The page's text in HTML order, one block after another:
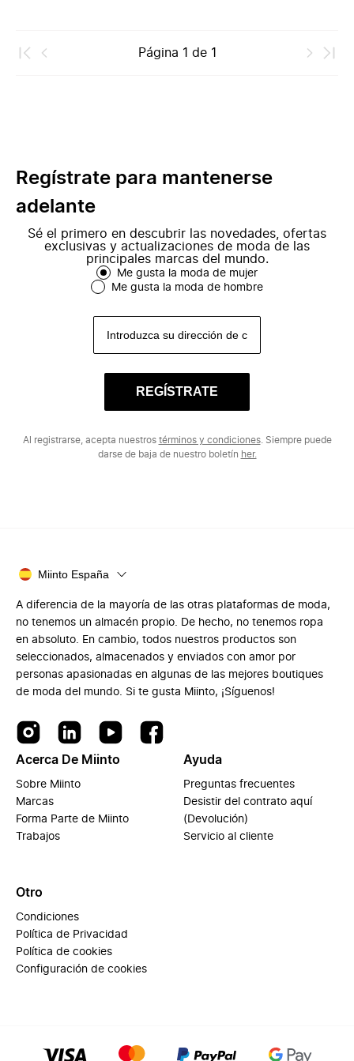
Página 1 de 1
Regístrate para mantenerse
adelante
Sé el primero en descubrir las novedades, ofertas
exclusivas y actualizaciones de moda de las
principales marcas del mundo.
Me gusta la moda de mujer
Me gusta la moda de hombre
REGÍSTRATE
Al registrarse, acepta nuestros términos y condiciones. Siempre puede
darse de baja de nuestro boletín her.
Miinto España
A diferencia de la mayoría de las otras plataformas de moda,
no tenemos un almacén propio. De hecho, no tenemos ropa
en absoluto. En cambio, todos nuestros productos son
seleccionados, almacenados y enviados con amor por
personas apasionadas en algunas de las mejores boutiques
de moda del mundo. Si te gusta Miinto, ¡Síguenos!
Acerca De Miinto
Sobre Miinto
Marcas
Forma Parte de Miinto
Trabajos
Ayuda
Preguntas frecuentes
Desistir del contrato aquí
(Devolución)
Servicio al cliente
Otro
Condiciones
Política de Privacidad
Política de cookies
Configuración de cookies